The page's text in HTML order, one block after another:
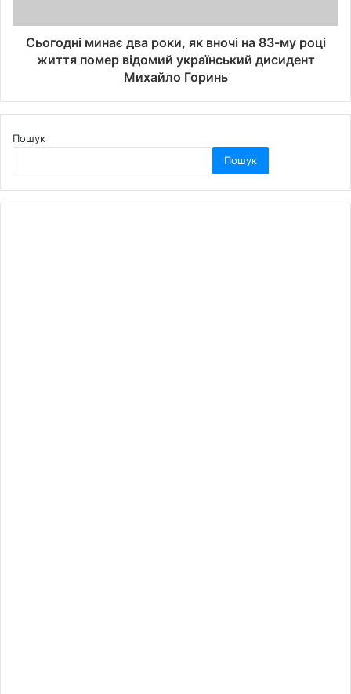
Сьогодні минає два роки, як вночі на 83-му році
життя помер відомий український дисидент
Михайло Горинь
Пошук
Пошук